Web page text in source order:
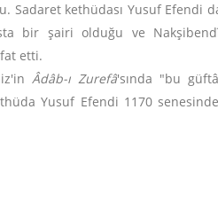
kethüdası Yusuf Efendi
bir şairi olduğu ve
etti.
Âdâb-ı Zurefâ'sında "bu
Yusuf Efendi 1170